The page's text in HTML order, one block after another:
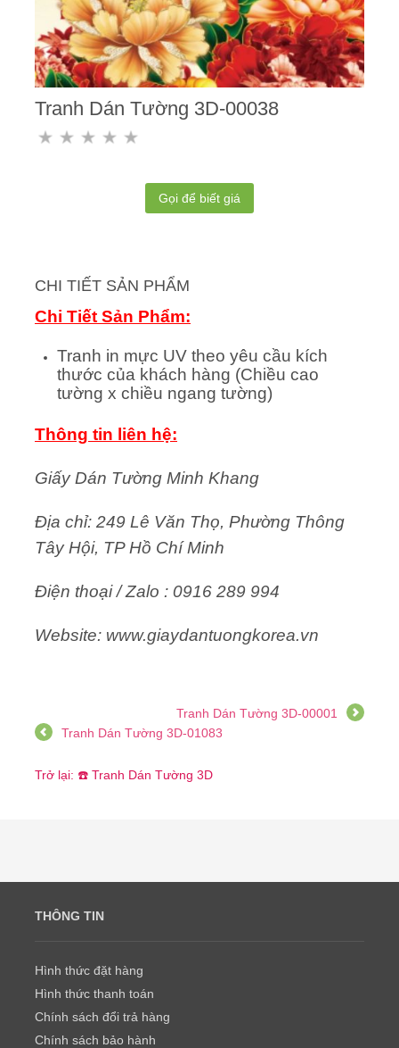
Tranh Dán Tường 3D-00038
Gọi để biết giá
CHI TIẾT SẢN PHẨM
Chi Tiết Sản Phẩm:
Tranh in mực UV theo yêu cầu kích
thước của khách hàng (Chiều cao
tường x chiều ngang tường)
Thông tin liên hệ:
Giấy Dán Tường Minh Khang
Địa chỉ: 249 Lê Văn Thọ, Phường Thông
Tây Hội, TP Hồ Chí Minh
Điện thoại / Zalo : 0916 289 994
Website: www.giaydantuongkorea.vn
Tranh Dán Tường 3D-00001
Tranh Dán Tường 3D-01083
Trở lại: ☎️ Tranh Dán Tường 3D
THÔNG TIN
Hình thức đặt hàng
Hình thức thanh toán
Chính sách đổi trả hàng
Chính sách bảo hành